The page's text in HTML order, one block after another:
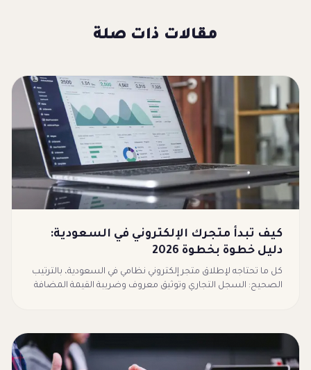
مقالات ذات صلة
كيف تبدأ متجرك الإلكتروني في السعودية:
دليل خطوة بخطوة 2026
كل ما تحتاجه لإطلاق متجر إلكتروني نظامي في السعودية، بالترتيب
الصحيح: السجل التجاري وتوثيق معروف وضريبة القيمة المضافة